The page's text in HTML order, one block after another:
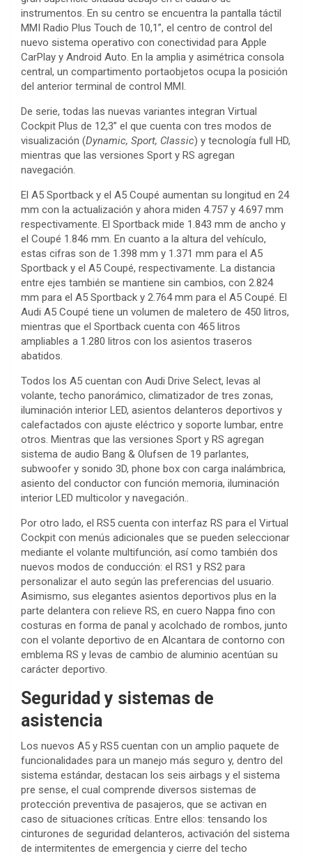
instrumentos. En su centro se encuentra la pantalla táctil
MMI Radio Plus Touch de 10,1”, el centro de control del
nuevo sistema operativo con conectividad para Apple
CarPlay y Android Auto. En la amplia y asimétrica consola
central, un compartimento portaobjetos ocupa la posición
del anterior terminal de control MMI.
De serie, todas las nuevas variantes integran Virtual
Cockpit Plus de 12,3” el que cuenta con tres modos de
visualización (Dynamic, Sport, Classic) y tecnología full HD,
mientras que las versiones Sport y RS agregan
navegación.
El A5 Sportback y el A5 Coupé aumentan su longitud en 24
mm con la actualización y ahora miden 4.757 y 4.697 mm
respectivamente. El Sportback mide 1.843 mm de ancho y
el Coupé 1.846 mm. En cuanto a la altura del vehículo,
estas cifras son de 1.398 mm y 1.371 mm para el A5
Sportback y el A5 Coupé, respectivamente. La distancia
entre ejes también se mantiene sin cambios, con 2.824
mm para el A5 Sportback y 2.764 mm para el A5 Coupé. El
Audi A5 Coupé tiene un volumen de maletero de 450 litros,
mientras que el Sportback cuenta con 465 litros
ampliables a 1.280 litros con los asientos traseros
abatidos.
Todos los A5 cuentan con Audi Drive Select, levas al
volante, techo panorámico, climatizador de tres zonas,
iluminación interior LED, asientos delanteros deportivos y
calefactados con ajuste eléctrico y soporte lumbar, entre
otros. Mientras que las versiones Sport y RS agregan
sistema de audio Bang & Olufsen de 19 parlantes,
subwoofer y sonido 3D, phone box con carga inalámbrica,
asiento del conductor con función memoria, iluminación
interior LED multicolor y navegación..
Por otro lado, el RS5 cuenta con interfaz RS para el Virtual
Cockpit con menús adicionales que se pueden seleccionar
mediante el volante multifunción, así como también dos
nuevos modos de conducción: el RS1 y RS2 para
personalizar el auto según las preferencias del usuario.
Asimismo, sus elegantes asientos deportivos plus en la
parte delantera con relieve RS, en cuero Nappa fino con
costuras en forma de panal y acolchado de rombos, junto
con el volante deportivo de en Alcantara de contorno con
emblema RS y levas de cambio de aluminio acentúan su
carácter deportivo.
Seguridad y sistemas de
asistencia
Los nuevos A5 y RS5 cuentan con un amplio paquete de
funcionalidades para un manejo más seguro y, dentro del
sistema estándar, destacan los seis airbags y el sistema
pre sense, el cual comprende diversos sistemas de
protección preventiva de pasajeros, que se activan en
caso de situaciones críticas. Entre ellos: tensando los
cinturones de seguridad delanteros, activación del sistema
de intermitentes de emergencia y cierre del techo